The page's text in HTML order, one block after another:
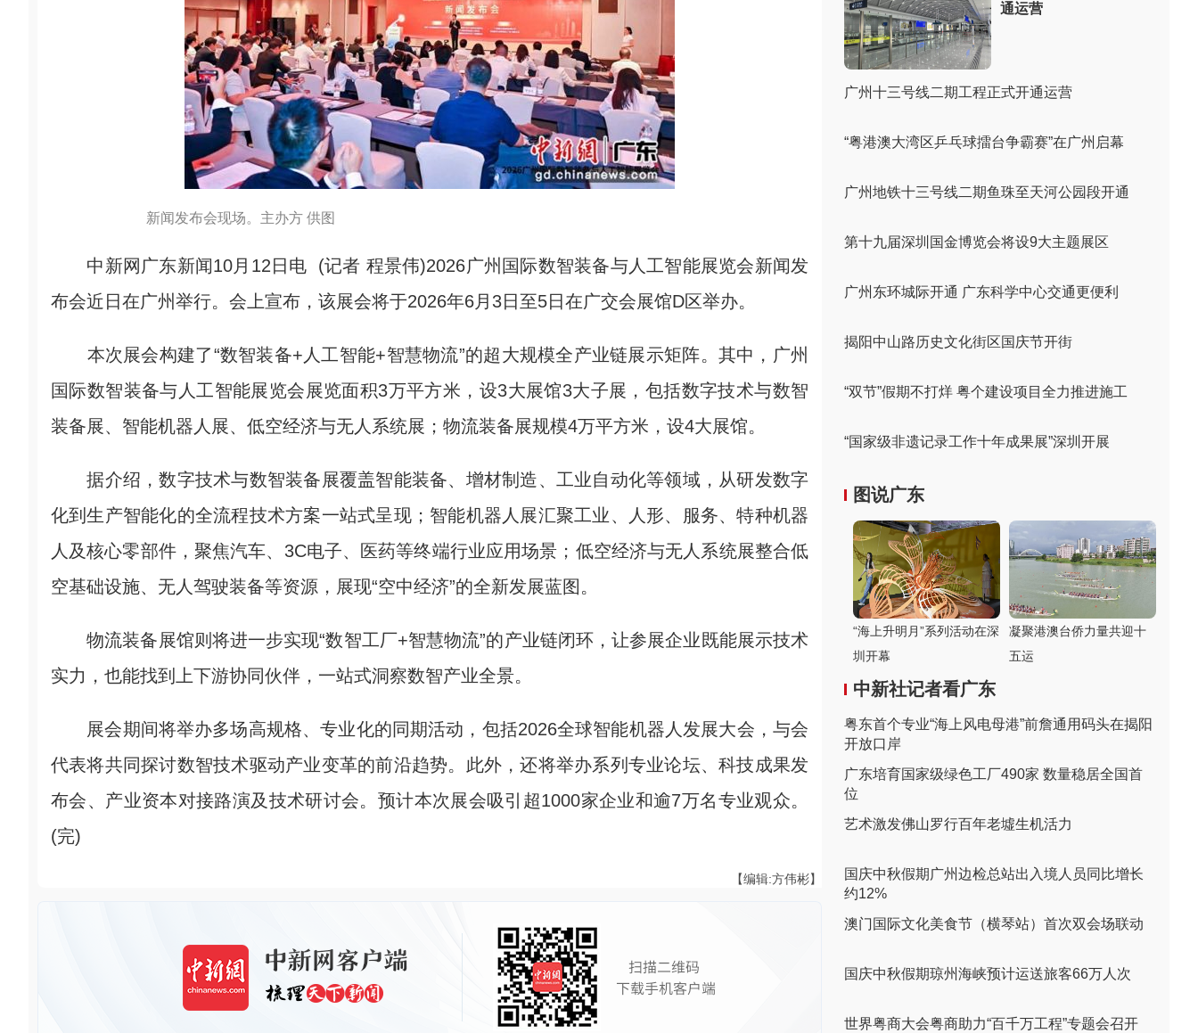
新闻发布会现场。主办方 供图
中新网广东新闻10月12日电 (记者 程景伟)2026广州国际数智装备与人工智能展览会新闻发
布会近日在广州举行。会上宣布，该展会将于2026年6月3日至5日在广交会展馆D区举办。
本次展会构建了“数智装备+人工智能+智慧物流”的超大规模全产业链展示矩阵。其中，广州
国际数智装备与人工智能展览会展览面积3万平方米，设3大展馆3大子展，包括数字技术与数智
装备展、智能机器人展、低空经济与无人系统展；物流装备展规模4万平方米，设4大展馆。
据介绍，数字技术与数智装备展覆盖智能装备、增材制造、工业自动化等领域，从研发数字
化到生产智能化的全流程技术方案一站式呈现；智能机器人展汇聚工业、人形、服务、特种机器
人及核心零部件，聚焦汽车、3C电子、医药等终端行业应用场景；低空经济与无人系统展整合低
空基础设施、无人驾驶装备等资源，展现“空中经济”的全新发展蓝图。
物流装备展馆则将进一步实现“数智工厂+智慧物流”的产业链闭环，让参展企业既能展示技术
实力，也能找到上下游协同伙伴，一站式洞察数智产业全景。
展会期间将举办多场高规格、专业化的同期活动，包括2026全球智能机器人发展大会，与会
代表将共同探讨数智技术驱动产业变革的前沿趋势。此外，还将举办系列专业论坛、科技成果发
布会、产业资本对接路演及技术研讨会。预计本次展会吸引超1000家企业和逾7万名专业观众。
(完)
【编辑:方伟彬】
通运营
广州十三号线二期工程正式开通运营
“粤港澳大湾区乒乓球擂台争霸赛”在广州启幕
广州地铁十三号线二期鱼珠至天河公园段开通
第十九届深圳国金博览会将设9大主题展区
广州东环城际开通 广东科学中心交通更便利
揭阳中山路历史文化街区国庆节开街
“双节”假期不打烊 粤个建设项目全力推进施工
“国家级非遗记录工作十年成果展”深圳开展
图说广东
“海上升明月”系列活动在深
圳开幕
凝聚港澳台侨力量共迎十
五运
中新社记者看广东
粤东首个专业“海上风电母港”前詹通用码头在揭阳
开放口岸
广东培育国家级绿色工厂490家 数量稳居全国首
位
艺术激发佛山罗行百年老墟生机活力
国庆中秋假期广州边检总站出入境人员同比增长
约12%
澳门国际文化美食节（横琴站）首次双会场联动
国庆中秋假期琼州海峡预计运送旅客66万人次
世界粤商大会粤商助力“百千万工程”专题会召开